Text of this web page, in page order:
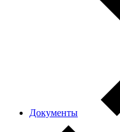
Документы